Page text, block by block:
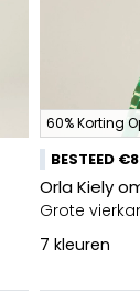
60% Korting
BESTEED
Orla Kiely
Grote
7 kleuren